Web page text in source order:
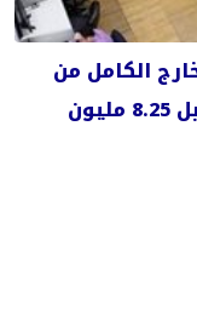
الكامل من
مشروعات «إنفينيتي سولار» مقابل 8.25 مليون